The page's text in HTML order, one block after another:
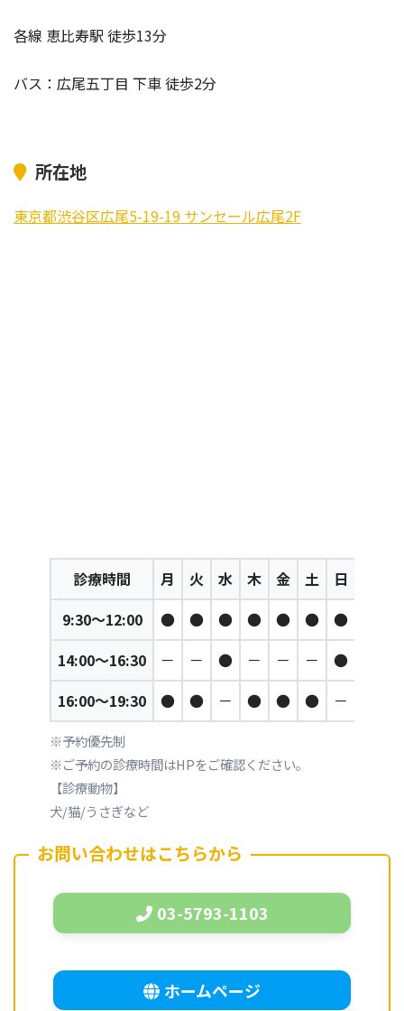
各線 恵比寿駅 徒歩13分
バス：広尾五丁目 下車 徒歩2分
所在地
東京都渋谷区広尾5-19-19 サンセール広尾2F
診療時間 月 火 水 木 金 土 日
9:30～12:00
● ● ● ● ● ● ●
14:00～16:30
－ － ● － － － ●
16:00～19:30
● ● － ● ● ● －
※予約優先制
※ご予約の診療時間はHPをご確認ください。
【診療動物】
犬/猫/うさぎなど
お問い合わせはこちらから
03-5793-1103
ホームページ